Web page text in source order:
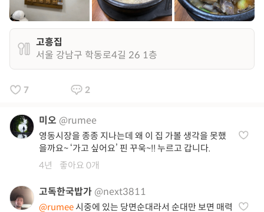
고흥집
서울 강남구 학동로4길 26 1층
7 2
미오 @rumee
영동시장을 종종 지나는데 왜 이 집 가볼 생각을 못했
을까요~ ‘가고 싶어요’ 핀 꾸욱~!! 누르고 갑니다.
4년
좋아요 0개
고독한국밥가 @next3811
@rumee 시중에 있는 당면순대라서 순대만 보면 매력